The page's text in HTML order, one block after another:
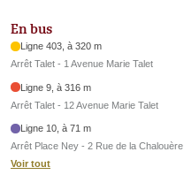
En bus
Ligne 403, à 320 m
Arrêt Talet - 1 Avenue Marie Talet
Ligne 9, à 316 m
Arrêt Talet - 12 Avenue Marie Talet
Ligne 10, à 71 m
Arrêt Place Ney - 2 Rue de la Chalouère
Voir tout